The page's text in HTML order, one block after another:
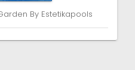
By Estetikapools